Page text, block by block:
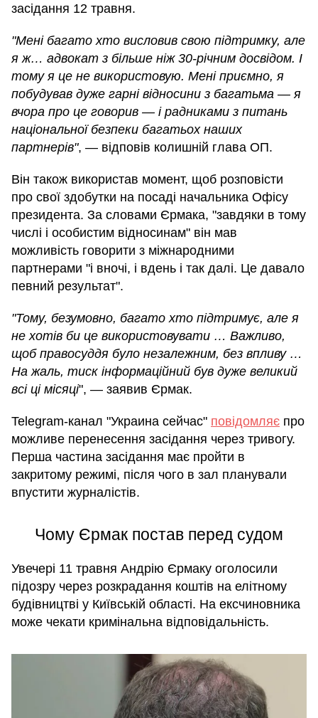
засідання 12 травня.
"Мені багато хто висловив свою підтримку, але
я ж… адвокат з більше ніж 30-річним досвідом. І
тому я це не використовую. Мені приємно, я
побудував дуже гарні відносини з багатьма — я
вчора про це говорив — і радниками з питань
національної безпеки багатьох наших
партнерів", — відповів колишній глава ОП.
Він також використав момент, щоб розповісти
про свої здобутки на посаді начальника Офісу
президента. За словами Єрмака, "завдяки в тому
числі і особистим відносинам" він мав
можливість говорити з міжнародними
партнерами "і вночі, і вдень і так далі. Це давало
певний результат".
"Тому, безумовно, багато хто підтримує, але я
не хотів би це використовувати … Важливо,
щоб правосуддя було незалежним, без впливу …
На жаль, тиск інформаційний був дуже великий
всі ці місяці", — заявив Єрмак.
Telegram-канал "Украина сейчас" повідомляє про
можливе перенесення засідання через тривогу.
Перша частина засідання має пройти в
закритому режимі, після чого в зал планували
впустити журналістів.
Чому Єрмак постав перед судом
Увечері 11 травня Андрію Єрмаку оголосили
підозру через розкрадання коштів на елітному
будівництві у Київській області. На ексчиновника
може чекати кримінальна відповідальність.